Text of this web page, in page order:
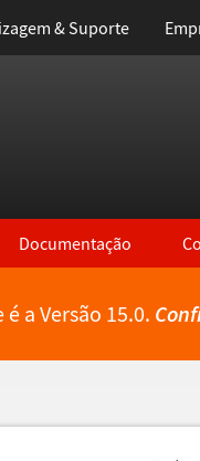
& Suporte
Documentação
a Versão 15.0.